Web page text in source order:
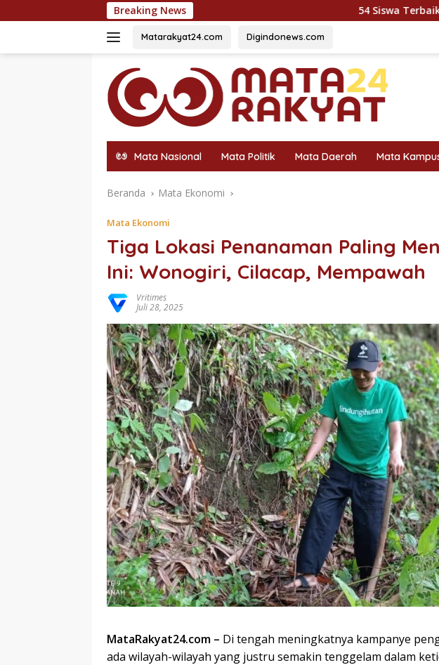
ke
Breaking News 54 Siswa Terbaik Dharmasraya
Matarakyat24.com Digindonews.com
Mata Nasional Mata Politik Mata Daerah Mata
Beranda Mata Ekonomi
Mata Ekonomi
Tiga Lokasi Penanaman Paling
Ini: Wonogiri, Cilacap, Mempawah
Vritimes
Juli 28, 2025
MataRakyat24.com – Di tengah meningkatnya kampanye
ada wilayah-wilayah yang justru semakin tenggelam dalam